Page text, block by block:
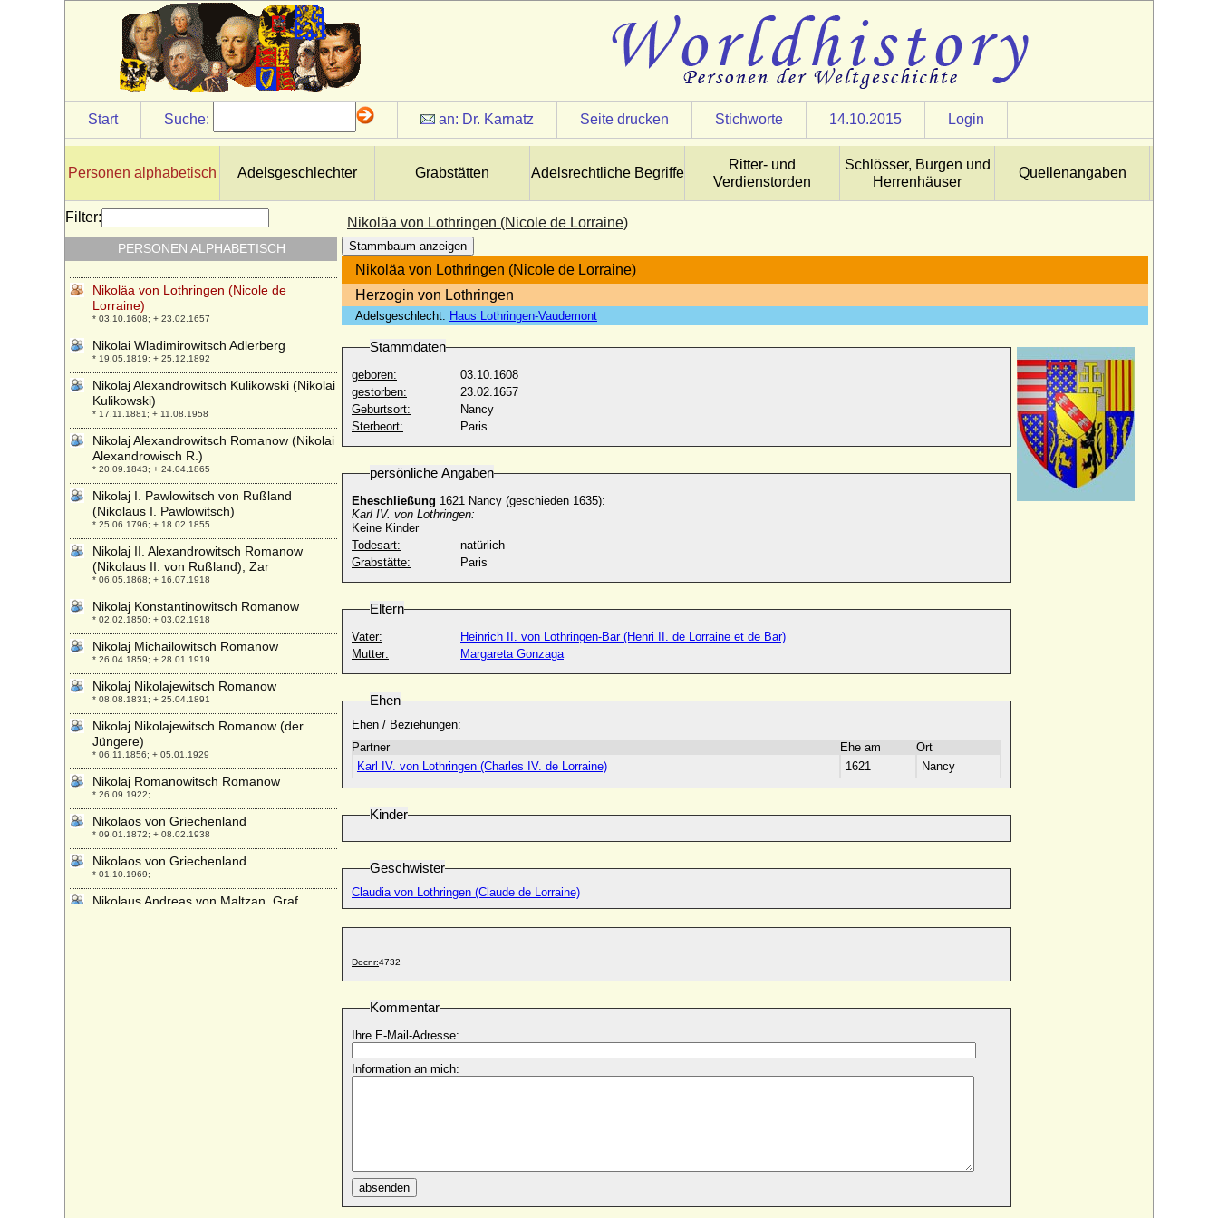
Start Suche: an: Dr. Karnatz Seite drucken Stichworte 14.10.2015 Login
Personen alphabetisch Adelsgeschlechter Grabstätten Adelsrechtliche Begriffe
Ritter- und
Verdienstorden
Schlösser, Burgen und
Herrenhäuser
Quellenangaben
Nikoläa von Lothringen (Nicole de Lorraine)
Stammbaum anzeigen
Nikoläa von Lothringen (Nicole de Lorraine)
Herzogin von Lothringen
Adelsgeschlecht: Haus Lothringen-Vaudemont
Stammdaten
geboren:
03.10.1608
gestorben:
23.02.1657
Geburtsort:
Nancy
Sterbeort:
Paris
persönliche Angaben
Eheschließung 1621 Nancy (geschieden 1635):
Karl IV. von Lothringen:
Keine Kinder
Todesart:
natürlich
Grabstätte:
Paris
Eltern
Vater:
Heinrich II. von Lothringen-Bar (Henri II. de Lorraine et de Bar)
Mutter:
Margareta Gonzaga
Ehen
Ehen / Beziehungen:
Partner
Ehe am
Ort
Karl IV. von Lothringen (Charles IV. de Lorraine)
1621 Nancy
Kinder
Geschwister
Claudia von Lothringen (Claude de Lorraine)
Docnr:4732
Kommentar
Ihre E-Mail-Adresse:
Information an mich:
absenden
Filter:
PERSONEN ALPHABETISCH
* 1587; + 30.08.1635
Nicoline Rosenkrantz (Nicoline
Christiansdatter Rosenkrantz)
* 06.01.1721; + 07.02.1771
Nikita Alexandrowitsch Romanow
Nikita Romanowitsch (Nikita
Romanowitsch Sacharin)
Niklot Fürst der Abodriten (Fürst der
* um 1100; + 08.11.1160
Nikola von Montenegro (Nikolaj von
Montenegro)
* 25.09.1841; + 01.03.1921
Nikoläa von Lothringen (Nicole de
Lorraine)
* 03.10.1608; + 23.02.1657
Nikolai Wladimirowitsch Adlerberg
* 19.05.1819; + 25.12.1892
Nikolaj Alexandrowitsch Kulikowski (Nikolai
Kulikowski)
* 17.11.1881; + 11.08.1958
Nikolaj Alexandrowitsch Romanow (Nikolai
Alexandrowisch R.)
* 20.09.1843; + 24.04.1865
Nikolaj I. Pawlowitsch von Rußland
(Nikolaus I. Pawlowitsch)
* 25.06.1796; + 18.02.1855
Nikolaj II. Alexandrowitsch Romanow
(Nikolaus II. von Rußland), Zar
* 06.05.1868; + 16.07.1918
Nikolaj Konstantinowitsch Romanow
* 02.02.1850; + 03.02.1918
Nikolaj Michailowitsch Romanow
* 26.04.1859; + 28.01.1919
Nikolaj Nikolajewitsch Romanow
* 08.08.1831; + 25.04.1891
Nikolaj Nikolajewitsch Romanow (der
Jüngere)
* 06.11.1856; + 05.01.1929
Nikolaj Romanowitsch Romanow
* 26.09.1922;
Nikolaos von Griechenland
* 09.01.1872; + 08.02.1938
Nikolaos von Griechenland
* 01.10.1969;
Nikolaus Andreas von Maltzan, Graf